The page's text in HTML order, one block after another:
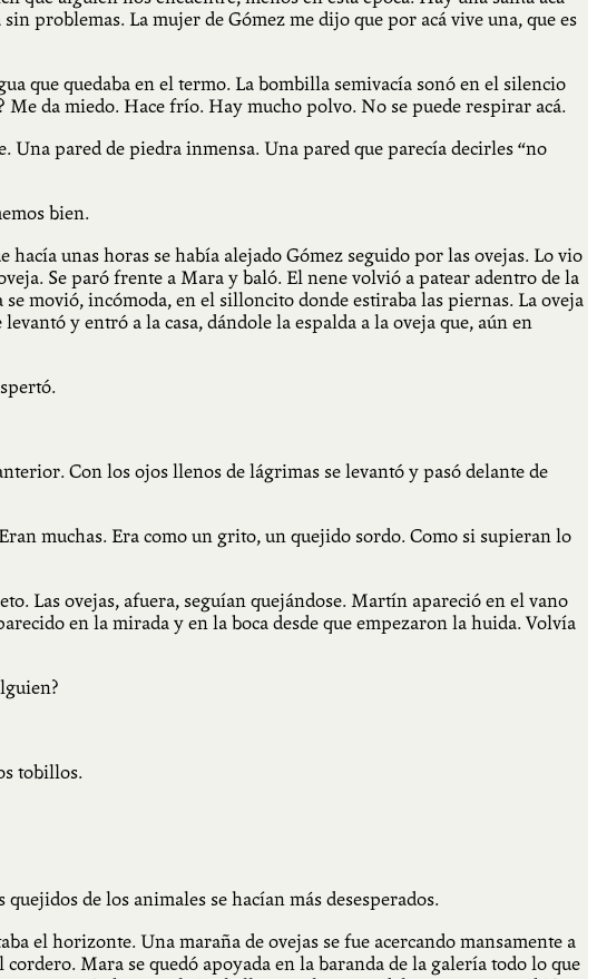
problemas. La mujer de Gómez me dijo que por acá vive una, que es
que quedaba en el termo. La bombilla semivacía sonó en el silencio
da miedo. Hace frío. Hay mucho polvo. No se puede respirar acá.
pared de piedra inmensa. Una pared que parecía decirles “no
bien.
unas horas se había alejado Gómez seguido por las ovejas. Lo vio
Se paró frente a Mara y baló. El nene volvió a patear adentro de la
movió, incómoda, en el silloncito donde estiraba las piernas. La oveja
y entró a la casa, dándole la espalda a la oveja que, aún en
Con los ojos llenos de lágrimas se levantó y pasó delante de
muchas. Era como un grito, un quejido sordo. Como si supieran lo
Las ovejas, afuera, seguían quejándose. Martín apareció en el vano
en la mirada y en la boca desde que empezaron la huida. Volvía
tobillos.
de los animales se hacían más desesperados.
el horizonte. Una maraña de ovejas se fue acercando mansamente a
Mara se quedó apoyada en la baranda de la galería todo lo que